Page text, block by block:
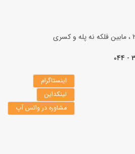
اینستاگرام
لینکداین
مشاوره در واتس آپ